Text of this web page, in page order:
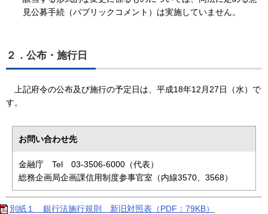
見公募手続（パブリックコメント）は実施していません。
２．公布・施行日
上記府令の公布及び施行の予定日は、平成18年12月27日（水）で
す。
お問い合わせ先
金融庁 Tel 03-3506-6000（代表）
総務企画局企画課信用制度参事官室（内線3570、3568）
別紙１ 銀行法施行規則 新旧対照表（PDF：79KB）